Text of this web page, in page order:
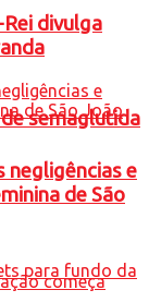
semaglutida
divulga
negligências e
de São